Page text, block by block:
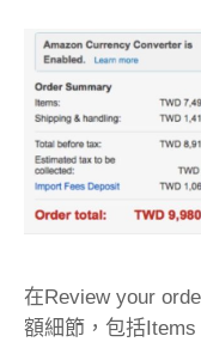
在Review your
額細節，包括